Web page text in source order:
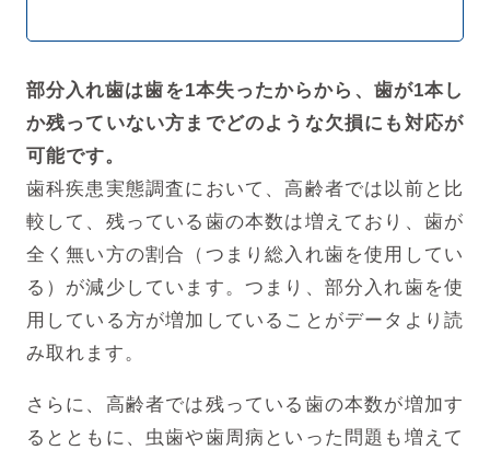
部分入れ歯は歯を1本失ったからから、歯が1本し
か残っていない方までどのような欠損にも対応が
可能です。
歯科疾患実態調査において、高齢者では以前と比
較して、残っている歯の本数は増えており、歯が
全く無い方の割合（つまり総入れ歯を使用してい
る）が減少しています。つまり、部分入れ歯を使
用している方が増加していることがデータより読
み取れます。
さらに、高齢者では残っている歯の本数が増加す
るとともに、虫歯や歯周病といった問題も増えて